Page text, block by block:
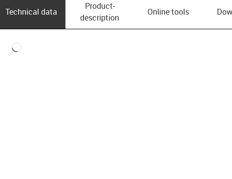
Technical data
Product­
description
Online tools